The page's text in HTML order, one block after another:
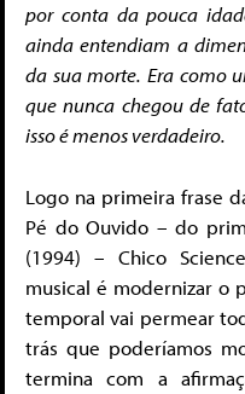
por conta da pouca
ainda entendiam a
da sua morte. Era como
que nunca chegou de
isso é menos verdadeiro.
Logo na primeira frase
Pé do Ouvido – do
(1994) – Chico
musical é modernizar o
temporal vai permear
trás que poderíamos
termina com a